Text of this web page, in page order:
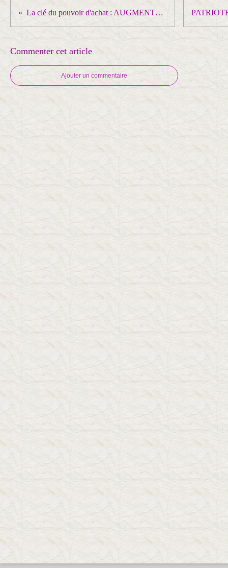
La clé du pouvoir d'achat : AUGMENTER LES SALAIRES ET LES PENSIONS DE RETRAITE
Commenter cet article
Ajouter un commentaire